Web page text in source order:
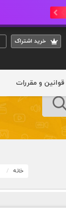
خريد اشتراک
قوانین و مقررات
خانه